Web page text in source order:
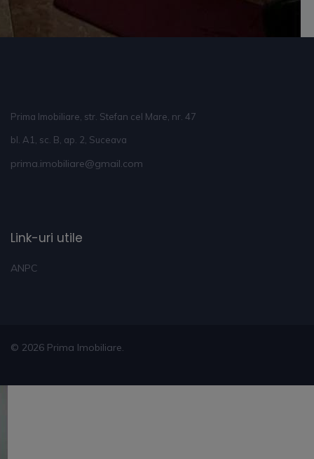
Prima Imobiliare, str. Stefan cel Mare, nr. 47
bl. A1, sc. B, ap. 2, Suceava
prima.imobiliare@gmail.com
Link-uri utile
ANPC
© 2026 Prima Imobiliare.